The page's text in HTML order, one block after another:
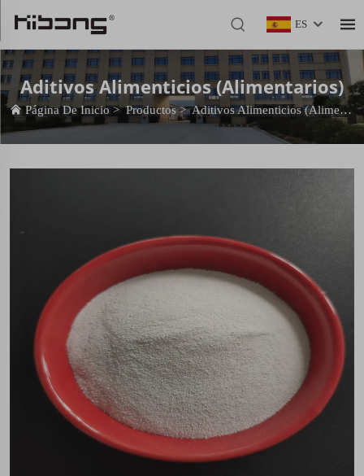
ES
Aditivos Alimenticios (Alimentarios)
Página De Inicio>Productos>Aditivos Alimenticios (Alimentarios)